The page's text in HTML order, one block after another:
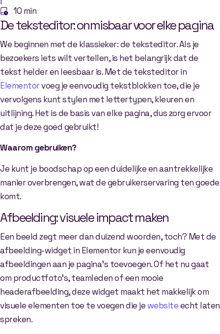
10 min
De teksteditor: onmisbaar voor elke pagina
We beginnen met de klassieker: de teksteditor. Als je
bezoekers iets wilt vertellen, is het belangrijk dat de
tekst helder en leesbaar is. Met de teksteditor in
Elementorvoeg je eenvoudig tekstblokken toe, die je
vervolgens kunt stylen met lettertypen, kleuren en
uitlijning. Het is de basis van elke pagina, dus zorg ervoor
dat je deze goed gebruikt!
Waarom gebruiken?
Je kunt je boodschap op een duidelijke en aantrekkelijke
manier overbrengen, wat de gebruikerservaring ten goede
komt.
Afbeelding: visuele impact maken
Een beeld zegt meer dan duizend woorden, toch? Met de
afbeelding-widget in Elementor kun je eenvoudig
afbeeldingen aan je pagina’s toevoegen. Of het nu gaat
om productfoto’s, teamleden of een mooie
headerafbeelding, deze widget maakt het makkelijk om
visuele elementen toe te voegen die je websiteecht laten
spreken.